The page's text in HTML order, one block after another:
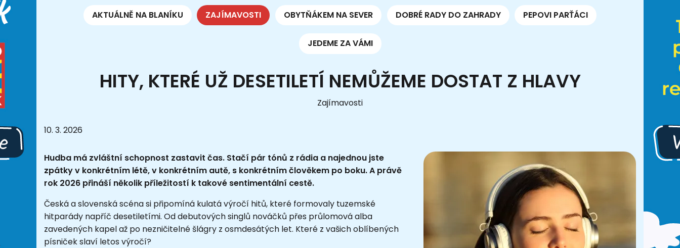
AKTUÁLNĚ NA BLANÍKU ZAJÍMAVOSTI OBYTŇÁKEM NA SEVER DOBRÉ RADY DO ZAHRADY PEPOVI PARŤÁCI
JEDEME ZA VÁMI
HITY, KTERÉ UŽ DESETILETÍ NEMŮŽEME DOSTAT Z HLAVY
Zajímavosti
10. 3. 2026
Hudba má zvláštní schopnost zastavit čas. Stačí pár tónů z rádia a najednou jste
zpátky v konkrétním létě, v konkrétním autě, s konkrétním člověkem po boku. A právě
rok 2026 přináší několik příležitostí k takové sentimentální cestě.
Česká a slovenská scéna si připomíná kulatá výročí hitů, které formovaly tuzemské
hitparády napříč desetiletími. Od debutových singlů nováčků přes průlomová alba
zavedených kapel až po nezničitelné šlágry z osmdesátých let. Které z vašich oblíbených
písniček slaví letos výročí?